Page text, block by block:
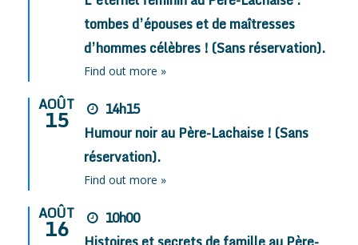
tombes d’épouses et de maîtresses
d’hommes célèbres ! (Sans réservation).
Find out more »
AOÛT
15
14h15
Humour noir au Père-Lachaise ! (Sans
réservation).
Find out more »
AOÛT
16
10h00